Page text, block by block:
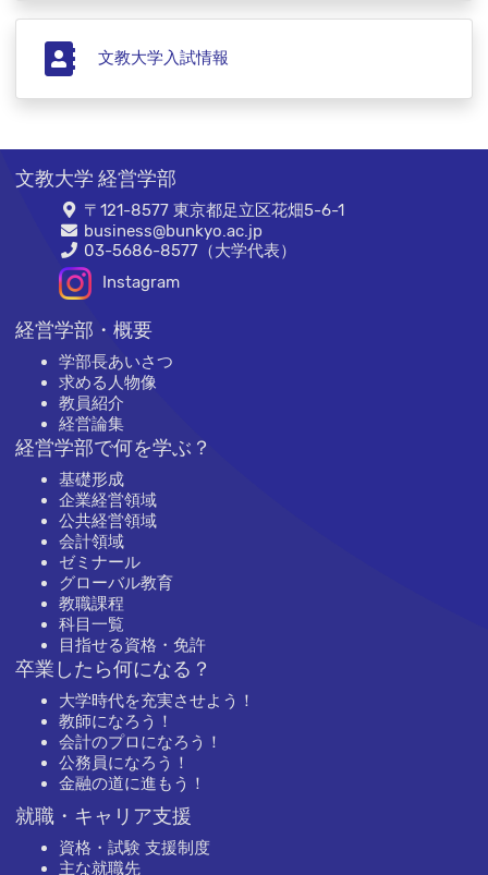
文教大学入試情報
文教大学 経営学部
〒121-8577 東京都足立区花畑5-6-1
business@bunkyo.ac.jp
03-5686-8577（大学代表）
Instagram
経営学部・概要
学部長あいさつ
求める人物像
教員紹介
経営論集
経営学部で何を学ぶ？
基礎形成
企業経営領域
公共経営領域
会計領域
ゼミナール
グローバル教育
教職課程
科目一覧
目指せる資格・免許
卒業したら何になる？
大学時代を充実させよう！
教師になろう！
会計のプロになろう！
公務員になろう！
金融の道に進もう！
就職・キャリア支援
資格・試験 支援制度
主な就職先